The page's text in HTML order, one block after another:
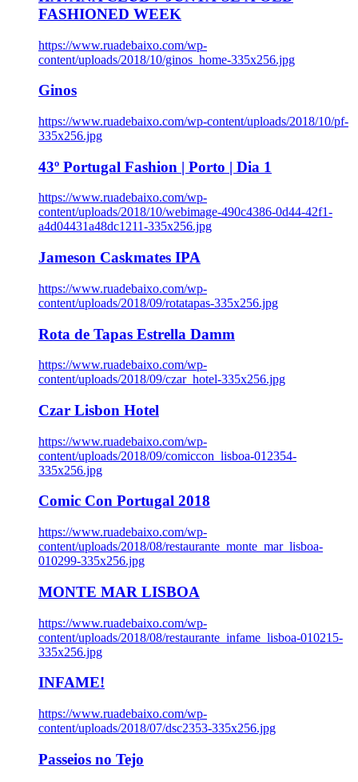
FASHIONED WEEK
https://www.ruadebaixo.com/wp-
content/uploads/2018/10/ginos_home-335x256.jpg
Ginos
https://www.ruadebaixo.com/wp-content/uploads/2018/10/pf-
335x256.jpg
43º Portugal Fashion | Porto | Dia 1
https://www.ruadebaixo.com/wp-
content/uploads/2018/10/webimage-490c4386-0d44-42f1-
a4d04431a48dc1211-335x256.jpg
Jameson Caskmates IPA
https://www.ruadebaixo.com/wp-
content/uploads/2018/09/rotatapas-335x256.jpg
Rota de Tapas Estrella Damm
https://www.ruadebaixo.com/wp-
content/uploads/2018/09/czar_hotel-335x256.jpg
Czar Lisbon Hotel
https://www.ruadebaixo.com/wp-
content/uploads/2018/09/comiccon_lisboa-012354-
335x256.jpg
Comic Con Portugal 2018
https://www.ruadebaixo.com/wp-
content/uploads/2018/08/restaurante_monte_mar_lisboa-
010299-335x256.jpg
MONTE MAR LISBOA
https://www.ruadebaixo.com/wp-
content/uploads/2018/08/restaurante_infame_lisboa-010215-
335x256.jpg
INFAME!
https://www.ruadebaixo.com/wp-
content/uploads/2018/07/dsc2353-335x256.jpg
Passeios no Tejo